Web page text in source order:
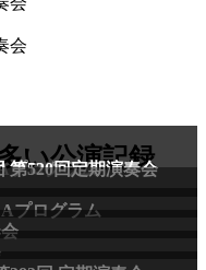
会
い公演記録